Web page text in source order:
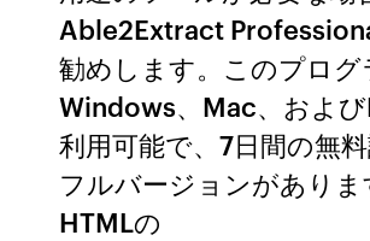
Able2Extract
勧めします。このプログ
Windows、Mac、およ
利用可能で、7日間の無
フルバージョンがありま
HTMLの